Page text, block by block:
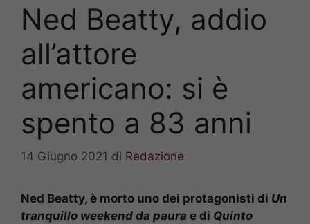
Ned Beatty, addio
all’attore
americano: si è
spento a 83 anni
14 Giugno 2021 di Redazione
Ned Beatty, è morto uno dei protagonisti di Un
tranquillo weekend da paura e di Quinto